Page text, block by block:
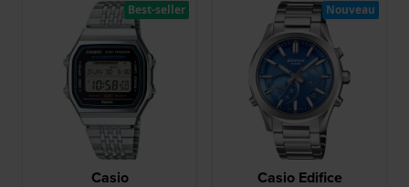
Casio
Best-seller
Casio Edifice
Nouveau